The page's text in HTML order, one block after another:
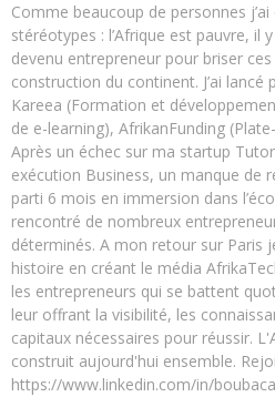
Comme beaucoup de personnes
stéréotypes : l’Afrique est pauvre, il
devenu entrepreneur pour briser
construction du continent. J’ai
Kareea (Formation et
de e-learning), AfrikanFunding
Après un échec sur ma startup
exécution Business, un manque de
parti 6 mois en immersion dans
rencontré de nombreux
déterminés. A mon retour sur Paris
histoire en créant le média
les entrepreneurs qui se battent
leur offrant la visibilité, les
capitaux nécessaires pour réussir.
construit aujourd'hui ensemble.
https://www.linkedin.com/in/